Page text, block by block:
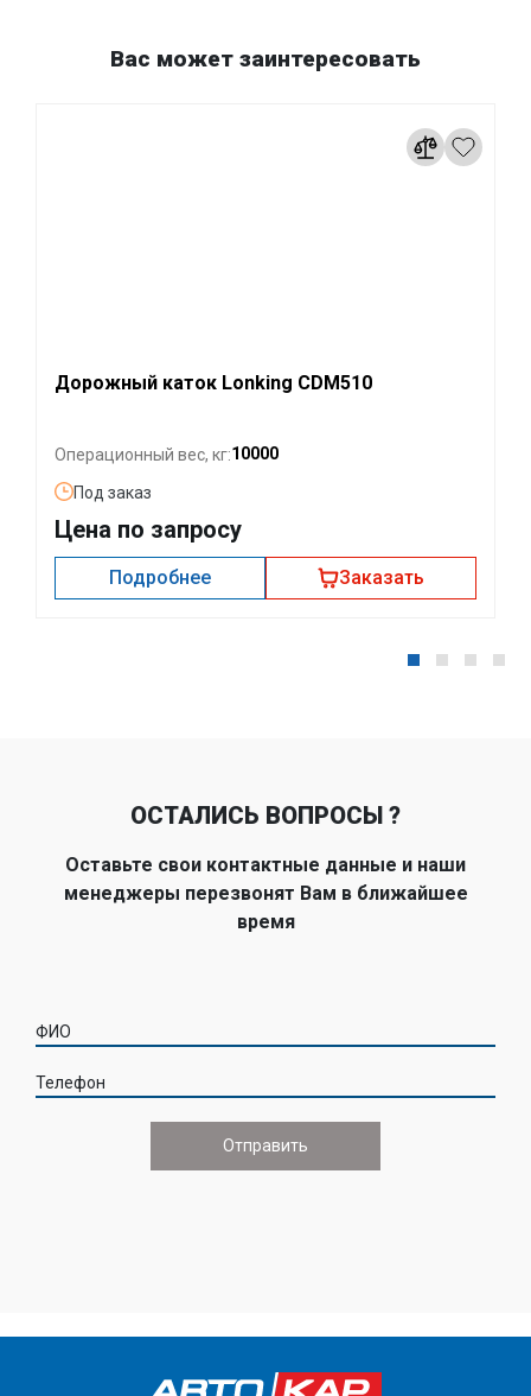
Вас может заинтересовать
Дорожный каток Lonking CDM510
Операционный вес, кг:10000
Под заказ
Цена по запросу
Подробнее Заказать
ОСТАЛИСЬ ВОПРОСЫ ?
Оставьте свои контактные данные и наши
менеджеры перезвонят Вам в ближайшее
время
ФИО
Телефон